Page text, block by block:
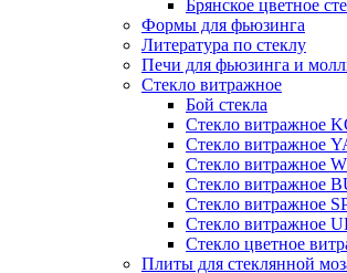
Брянское цветное
Формы для фьюзинга
Литература по стеклу
Печи для фьюзинга и
Стекло витражное
Бой стекла
Стекло витражное
Стекло витражное
Стекло витражное
Стекло витражное
Стекло витражное
Стекло витражное
Стекло цветное
Плиты для стеклянной